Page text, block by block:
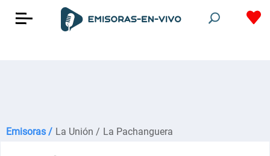
Emisoras / La Unión / La Pachanguera